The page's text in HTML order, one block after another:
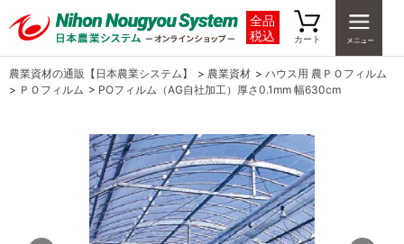
全品
税込
カート
農業資材の通販【日本農業システム】 > 農業資材 > ハウス用 農ＰＯフィルム
> ＰＯフィルム > POフィルム（AG自社加工）厚さ0.1mm 幅630cm